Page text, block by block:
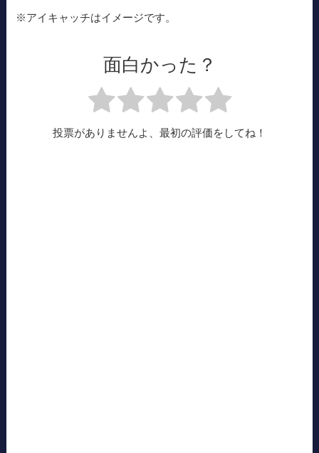
※アイキャッチはイメージです。
面白かった？
投票がありませんよ、最初の評価をしてね！